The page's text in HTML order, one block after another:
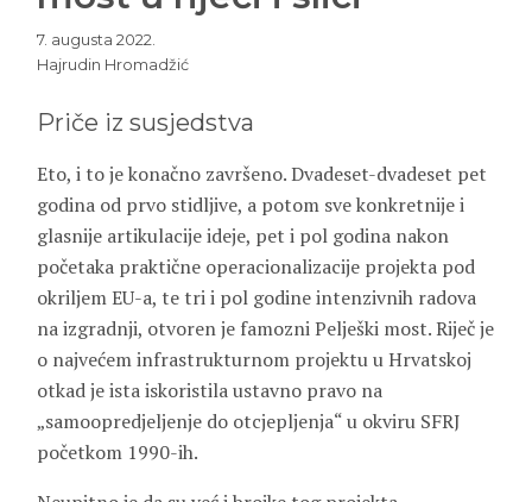
7. augusta 2022.
Hajrudin Hromadžić
Priče iz susjedstva
Eto, i to je konačno završeno. Dvadeset-dvadeset pet
godina od prvo stidljive, a potom sve konkretnije i
glasnije artikulacije ideje, pet i pol godina nakon
početaka praktične operacionalizacije projekta pod
okriljem EU-a, te tri i pol godine intenzivnih radova
na izgradnji, otvoren je famozni Pelješki most. Riječ je
o najvećem infrastrukturnom projektu u Hrvatskoj
otkad je ista iskoristila ustavno pravo na
„samoopredjeljenje do otcjepljenja“ u okviru SFRJ
početkom 1990-ih.